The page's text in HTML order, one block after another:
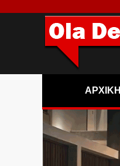
ΑΡΧΙΚΗ